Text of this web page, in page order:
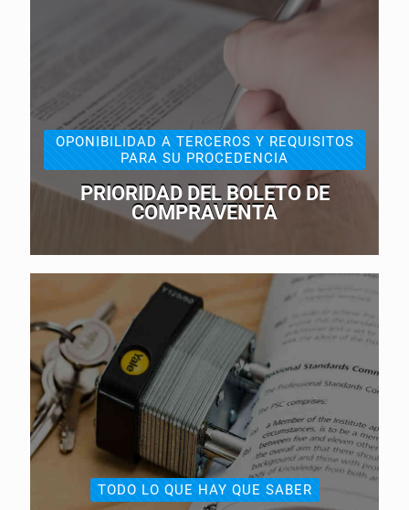
OPONIBILIDAD A TERCEROS Y REQUISITOS
PARA SU PROCEDENCIA
PRIORIDAD DEL BOLETO DE
COMPRAVENTA
TODO LO QUE HAY QUE SABER